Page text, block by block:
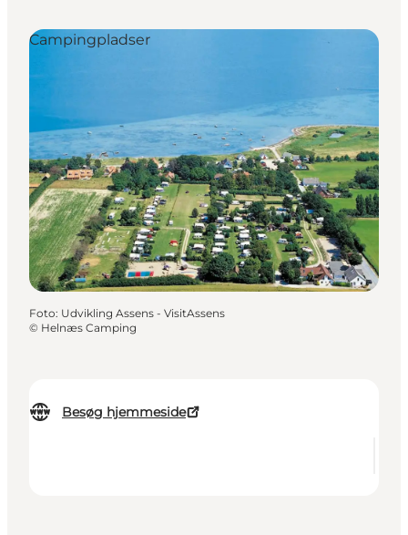
Besøg hjemmeside
Campingpladser
Foto: Udvikling Assens - VisitAssens
© Helnæs Camping